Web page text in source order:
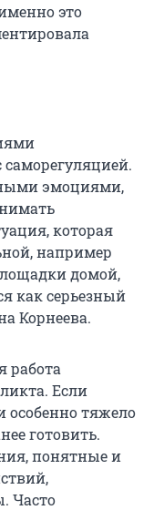
это
саморегуляцией.
эмоциями,
которая
например
домой,
как серьезный
Корнеева.
работа
Если
особенно тяжело
готовить.
понятные и
Часто